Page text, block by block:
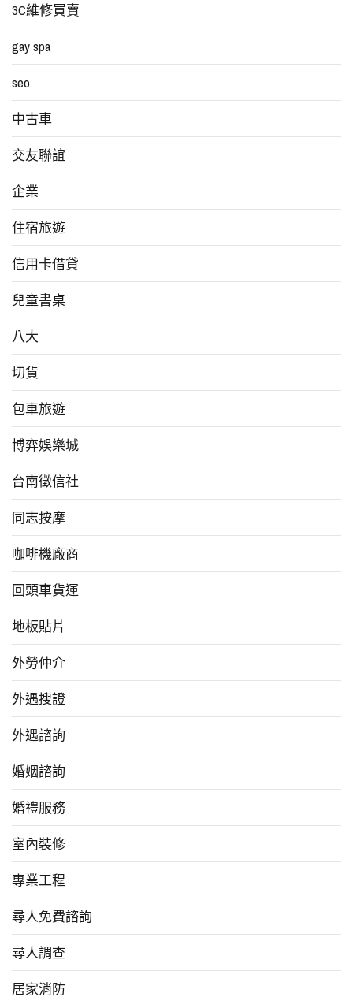
3C維修買賣
gay spa
seo
中古車
交友聯誼
企業
住宿旅遊
信用卡借貸
兒童書桌
八大
切貨
包車旅遊
博弈娛樂城
台南徵信社
同志按摩
咖啡機廠商
回頭車貨運
地板貼片
外勞仲介
外遇搜證
外遇諮詢
婚姻諮詢
婚禮服務
室內裝修
專業工程
尋人免費諮詢
尋人調查
居家消防